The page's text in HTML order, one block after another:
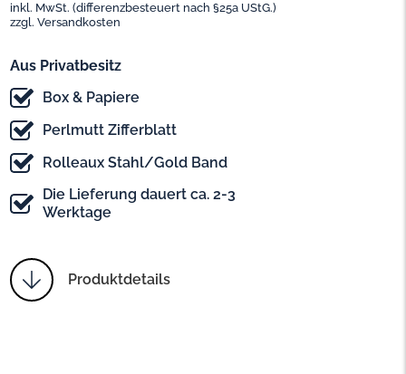
inkl. MwSt. (differenzbesteuert nach §25a UStG.)
zzgl. Versandkosten
Aus Privatbesitz
Box & Papiere
Perlmutt Zifferblatt
Rolleaux Stahl/Gold Band
Die Lieferung dauert ca. 2-3
Werktage
Produktdetails